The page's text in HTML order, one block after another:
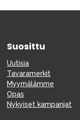
Suosittu
Uutisia
Tavaramerkit
Myymälämme
Opas
Nykyiset kampanjat